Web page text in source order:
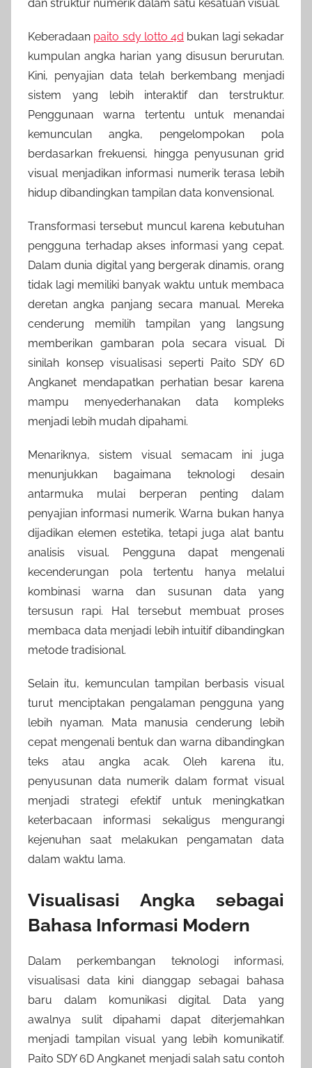
dan struktur numerik dalam satu kesatuan visual.
Keberadaan paito sdy lotto 4d bukan lagi sekadar
kumpulan angka harian yang disusun berurutan.
Kini, penyajian data telah berkembang menjadi
sistem yang lebih interaktif dan terstruktur.
Penggunaan warna tertentu untuk menandai
kemunculan angka, pengelompokan pola
berdasarkan frekuensi, hingga penyusunan grid
visual menjadikan informasi numerik terasa lebih
hidup dibandingkan tampilan data konvensional.
Transformasi tersebut muncul karena kebutuhan
pengguna terhadap akses informasi yang cepat.
Dalam dunia digital yang bergerak dinamis, orang
tidak lagi memiliki banyak waktu untuk membaca
deretan angka panjang secara manual. Mereka
cenderung memilih tampilan yang langsung
memberikan gambaran pola secara visual. Di
sinilah konsep visualisasi seperti Paito SDY 6D
Angkanet mendapatkan perhatian besar karena
mampu menyederhanakan data kompleks
menjadi lebih mudah dipahami.
Menariknya, sistem visual semacam ini juga
menunjukkan bagaimana teknologi desain
antarmuka mulai berperan penting dalam
penyajian informasi numerik. Warna bukan hanya
dijadikan elemen estetika, tetapi juga alat bantu
analisis visual. Pengguna dapat mengenali
kecenderungan pola tertentu hanya melalui
kombinasi warna dan susunan data yang
tersusun rapi. Hal tersebut membuat proses
membaca data menjadi lebih intuitif dibandingkan
metode tradisional.
Selain itu, kemunculan tampilan berbasis visual
turut menciptakan pengalaman pengguna yang
lebih nyaman. Mata manusia cenderung lebih
cepat mengenali bentuk dan warna dibandingkan
teks atau angka acak. Oleh karena itu,
penyusunan data numerik dalam format visual
menjadi strategi efektif untuk meningkatkan
keterbacaan informasi sekaligus mengurangi
kejenuhan saat melakukan pengamatan data
dalam waktu lama.
Visualisasi Angka sebagai
Bahasa Informasi Modern
Dalam perkembangan teknologi informasi,
visualisasi data kini dianggap sebagai bahasa
baru dalam komunikasi digital. Data yang
awalnya sulit dipahami dapat diterjemahkan
menjadi tampilan visual yang lebih komunikatif.
Paito SDY 6D Angkanet menjadi salah satu contoh